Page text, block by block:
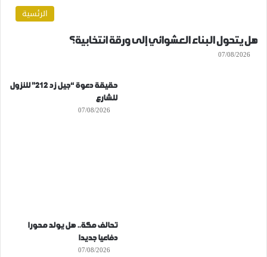
الرئسية
هل يتحول البناء العشوائي إلى ورقة انتخابية؟
07/08/2026
حقيقة دعوة “جيل زد 212” للنزول
للشارع
07/08/2026
تحالف مكة.. هل يولد محورا
دفاعيا جديدا
07/08/2026